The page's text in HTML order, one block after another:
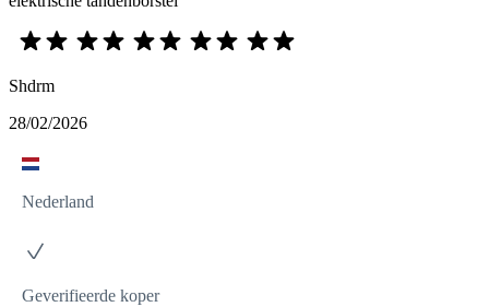
Shdrm
28/02/2026
Nederland
Geverifieerde koper